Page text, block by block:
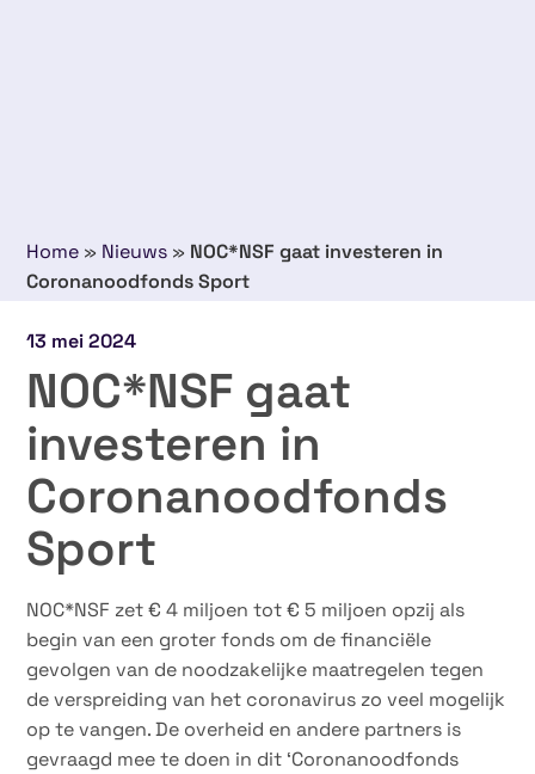
Home » Nieuws » NOC*NSF gaat investeren in
Coronanoodfonds Sport
13 mei 2024
NOC*NSF gaat
investeren in
Coronanoodfonds
Sport
NOC*NSF zet € 4 miljoen tot € 5 miljoen opzij als
begin van een groter fonds om de financiële
gevolgen van de noodzakelijke maatregelen tegen
de verspreiding van het coronavirus zo veel mogelijk
op te vangen. De overheid en andere partners is
gevraagd mee te doen in dit ‘Coronanoodfonds